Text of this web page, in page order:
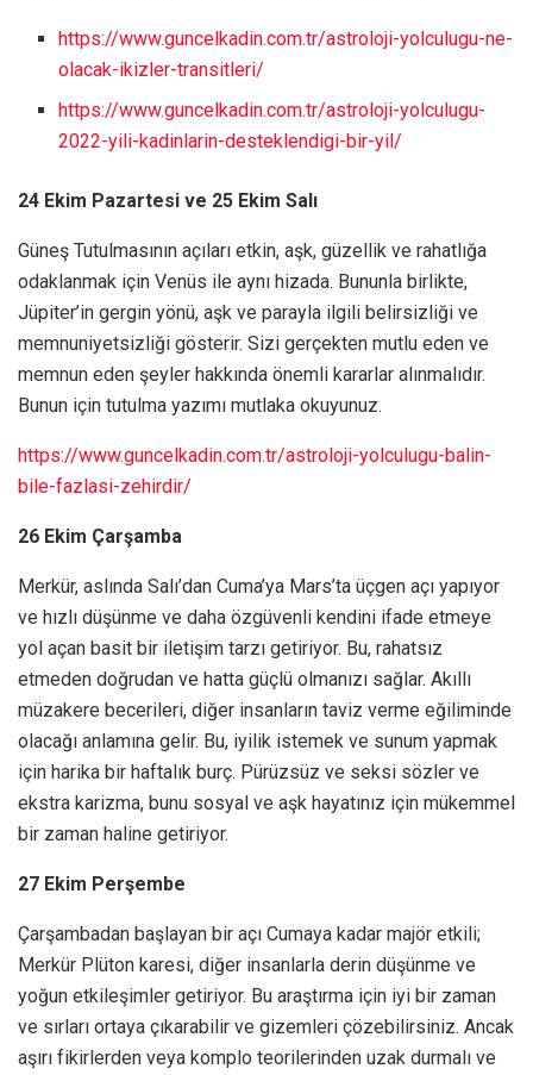
https://www.guncelkadin.com.tr/astroloji-yolculugu-ne-
olacak-ikizler-transitleri/
https://www.guncelkadin.com.tr/astroloji-yolculugu-
2022-yili-kadinlarin-desteklendigi-bir-yil/
24 Ekim Pazartesi ve 25 Ekim Salı
Güneş Tutulmasının açıları etkin, aşk, güzellik ve rahatlığa
odaklanmak için Venüs ile aynı hizada. Bununla birlikte,
Jüpiter’in gergin yönü, aşk ve parayla ilgili belirsizliği ve
memnuniyetsizliği gösterir. Sizi gerçekten mutlu eden ve
memnun eden şeyler hakkında önemli kararlar alınmalıdır.
Bunun için tutulma yazımı mutlaka okuyunuz.
https://www.guncelkadin.com.tr/astroloji-yolculugu-balin-
bile-fazlasi-zehirdir/
26 Ekim Çarşamba
Merkür, aslında Salı’dan Cuma’ya Mars’ta üçgen açı yapıyor
ve hızlı düşünme ve daha özgüvenli kendini ifade etmeye
yol açan basit bir iletişim tarzı getiriyor. Bu, rahatsız
etmeden doğrudan ve hatta güçlü olmanızı sağlar. Akıllı
müzakere becerileri, diğer insanların taviz verme eğiliminde
olacağı anlamına gelir. Bu, iyilik istemek ve sunum yapmak
için harika bir haftalık burç. Pürüzsüz ve seksi sözler ve
ekstra karizma, bunu sosyal ve aşk hayatınız için mükemmel
bir zaman haline getiriyor.
27 Ekim Perşembe
Çarşambadan başlayan bir açı Cumaya kadar majör etkili;
Merkür Plüton karesi, diğer insanlarla derin düşünme ve
yoğun etkileşimler getiriyor. Bu araştırma için iyi bir zaman
ve sırları ortaya çıkarabilir ve gizemleri çözebilirsiniz. Ancak
aşırı fikirlerden veya komplo teorilerinden uzak durmalı ve